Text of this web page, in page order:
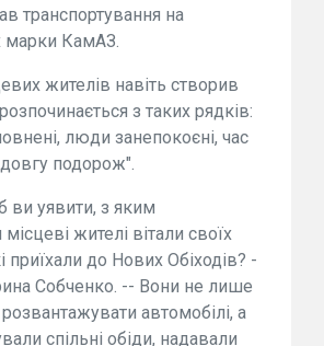
транспортування на
марки КамАЗ.
жителів навіть створив
з таких рядків:
люди занепокоєні, час
подорож".
ви уявити, з яким
жителі вітали своїх
приїхали до Нових Обіходів? -
Собченко. -- Вони не лише
автомобілі, а
спільні обіди, надавали